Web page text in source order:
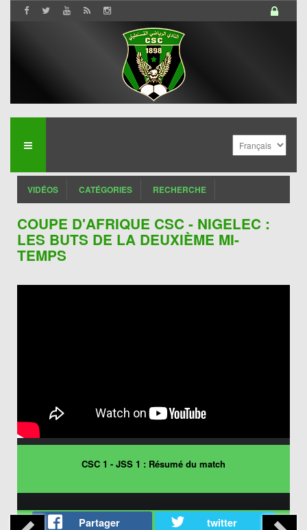
VIDÉOS CATÉGORIES RECHERCHE
COUPE D'AFRIQUE CSC - NIGELEC :
LES BUTS DE LA DEUXIÈME MI-
TEMPS
CSC 1 - JSS 1 : Résumé du match
Partager twitter